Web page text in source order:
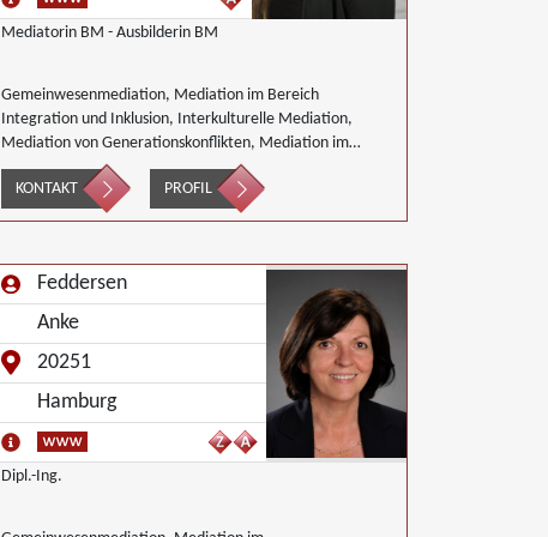
Mediatorin BM - Ausbilderin BM
Gemeinwesenmediation, Mediation im Bereich
Integration und Inklusion, Interkulturelle Mediation,
Mediation von Generationskonflikten, Mediation im
öffentlichen Bereich, Mediation bei Team- und
Gruppenkonflikten, Nachbarschaftsmediation,
Schulmediation
KONTAKT PROFIL
Feddersen
Anke
20251
Hamburg
Dipl.-Ing.